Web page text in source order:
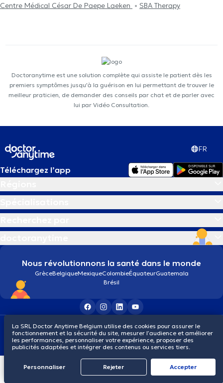
Centre Médical César De Paepe Laeken
SBA Therapy
Doctoranytime est une solution complète qui assiste le patient dès les
premiers symptômes jusqu'à la guérison en lui permettant de trouver le
meilleur praticien, de demander des conseils par chat et de parler avec
lui par Vidéo Consultation.
FR
Téléchargez l’app
Nous révolutionnons la santé dans le monde
GrèceBelgiqueMexiqueColombieÉquateurGuatemala
Brésil
Conditions généralesCookiesPolitique de confidentialité
© 2026 doctoranytime
La SRL Doctor Anytime Belgium utilise des cookies pour assurer le
fonctionnement et la sécurité du site, mesurer l’audience et améliorer
les performances, personnaliser votre expérience, proposer des
publicités adaptées et intégrer des contenus ou services tiers.
Personnaliser Rejeter Αccepter